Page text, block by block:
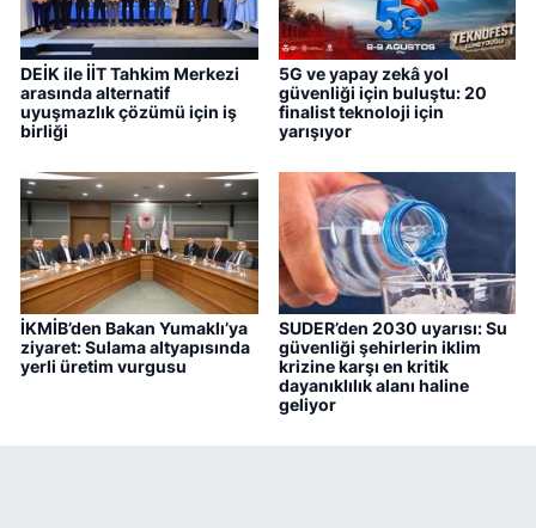
DEİK ile İİT Tahkim Merkezi
arasında alternatif
uyuşmazlık çözümü için iş
birliği
5G ve yapay zekâ yol
güvenliği için buluştu: 20
finalist teknoloji için
yarışıyor
İKMİB’den Bakan Yumaklı’ya
ziyaret: Sulama altyapısında
yerli üretim vurgusu
SUDER’den 2030 uyarısı: Su
güvenliği şehirlerin iklim
krizine karşı en kritik
dayanıklılık alanı haline
geliyor